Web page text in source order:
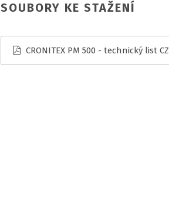
SOUBORY KE STAŽENÍ
CRONITEX PM 500 - technický list CZ